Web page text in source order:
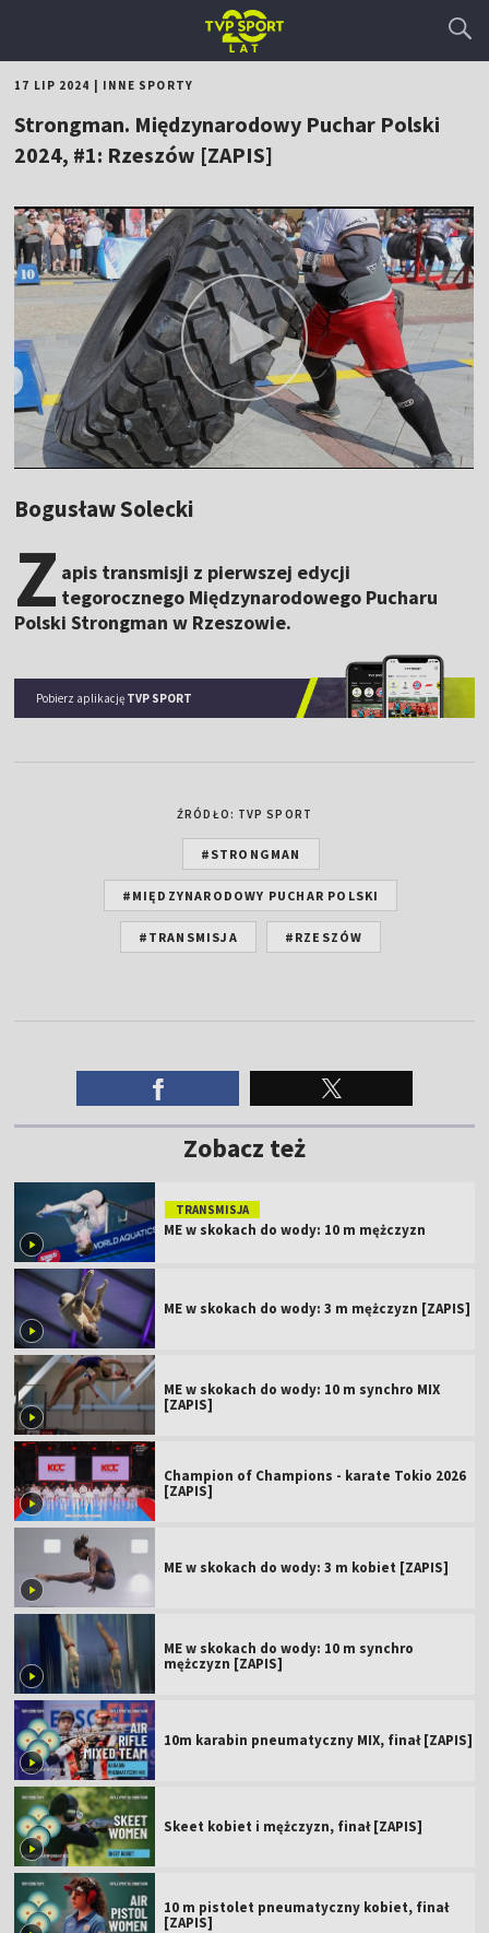
17 LIP 2024 INNE SPORTY
Strongman. Międzynarodowy Puchar Polski
2024, #1: Rzeszów [ZAPIS]
Bogusław Solecki
Z apis transmisji z pierwszej edycji
tegorocznego Międzynarodowego Pucharu
Polski Strongman w Rzeszowie.
Pobierz aplikację TVP SPORT
ŹRÓDŁO: TVP SPORT
#STRONGMAN
#MIĘDZYNARODOWY PUCHAR POLSKI
#TRANSMISJA #RZESZÓW
Zobacz też
TRANSMISJA
ME w skokach do wody: 10 m mężczyzn
ME w skokach do wody: 3 m mężczyzn [ZAPIS]
ME w skokach do wody: 10 m synchro MIX
[ZAPIS]
Champion of Champions - karate Tokio 2026
[ZAPIS]
ME w skokach do wody: 3 m kobiet [ZAPIS]
ME w skokach do wody: 10 m synchro
mężczyzn [ZAPIS]
10m karabin pneumatyczny MIX, finał [ZAPIS]
Skeet kobiet i mężczyzn, finał [ZAPIS]
10 m pistolet pneumatyczny kobiet, finał
[ZAPIS]